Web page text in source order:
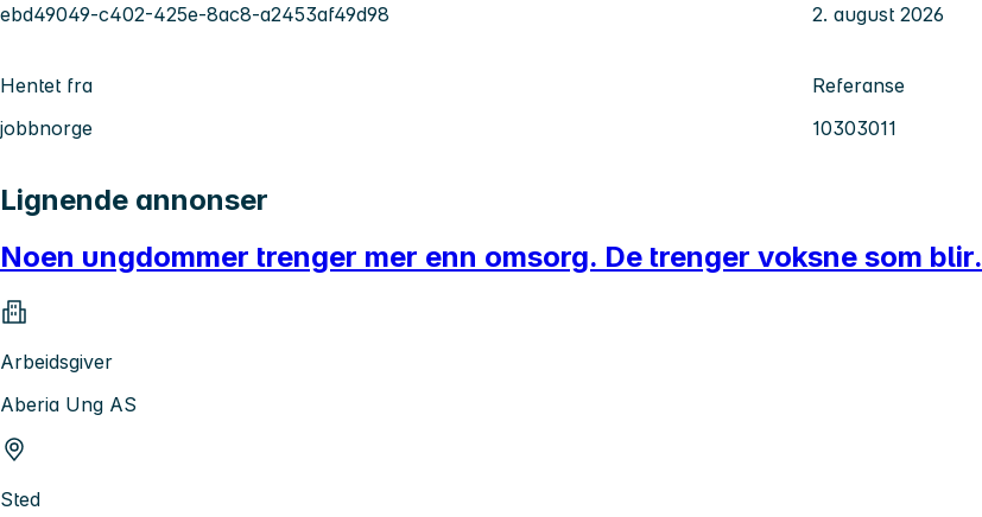
ebd49049-c402-425e-8ac8-a2453af49d98
2. august 2026
Hentet fra
jobbnorge
Referanse
10303011
Lignende annonser
Noen ungdommer trenger mer enn omsorg. De trenger voksne som blir.
Arbeidsgiver
Aberia Ung AS
Sted